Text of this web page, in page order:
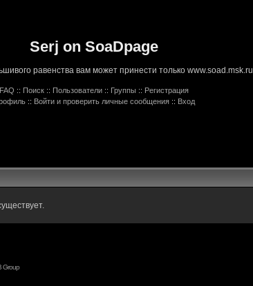
Serj on SoaDpage
равенства вам может принести только www.soad.msk.ru
FAQ :: Поиск :: Пользователи :: Группы :: Регистрация
:: Войти и проверить личные сообщения :: Вход
Group